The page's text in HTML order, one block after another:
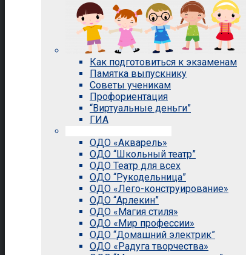
Как подготовиться к экзаменам
Памятка выпускнику
Советы ученикам
Профориентация
“Виртуальные деньги”
ГИА
ОДО «Акварель»
ОДО “Школьный театр”
ОДО Театр для всех
ОДО “Рукодельница”
ОДО «Лего-конструирование»
ОДО “Арлекин”
ОДО «Магия стиля»
ОДО «Мир профессии»
ОДО “Домашний электрик”
ОДО «Радуга творчества»